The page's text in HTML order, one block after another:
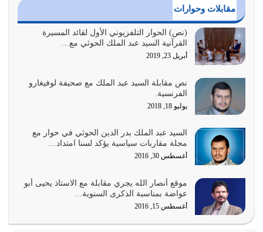
أغسطس 1, 2026
أبرز أسباب الشقاء هو الإعراض عن ذكر الله وعن هدى الله
المتمثل في القرآن الكريم
يوليو 31, 2026
أولياء الشيطان كلما كانوا أكثر ولاءً وطاعة للشيطان كلما كانوا
أكثر ضعفاً
يوليو 30, 2026
وعد الله تعالى من يُقتل في سبيله بالحياة الأبدية والرزق
والاستبشار والنجاة والخلود في…
يوليو 29, 2026
القرآن الكريم هو أهم مصدر لمعرفة رسول الله معرفة سيرته
معرفة شخصيته معرفة عظمته
يوليو 28, 2026
مقابلات وحوارات
(نص) الحوار التلفزيوني الأول لقائد المسيرة
القرآنية السيد عبد الملك الحوثي مع…
أبريل 23, 2019
نص مقابلة السيد عبد الملك مع صحيفة لوفيغارو
الفرنسية.
يوليو 18, 2018
السيد عبد الملك بدر الدين الحوثي في حوار مع
مجلة مقاربات سياسية يؤكد لسنا امتداد…
أغسطس 30, 2016
موقع أنصار الله يجري مقابلة مع الاستاذ يحيى أبو
عواضة بمناسبة الذكرى السنوية…
أغسطس 15, 2016